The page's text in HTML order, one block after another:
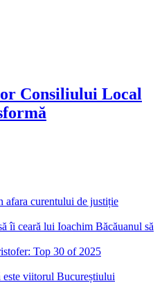
Consiliului Local
afara curentului de justiție
îi ceară lui Ioachim Băcăuanul să
Top 30 of 2025
este viitorul Bucureștiului